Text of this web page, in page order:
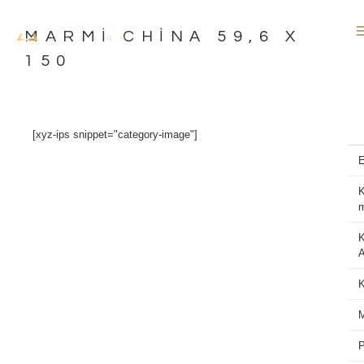
MARMI CHINA 59,6 X
150
[xyz-ips snippet="category-image"]